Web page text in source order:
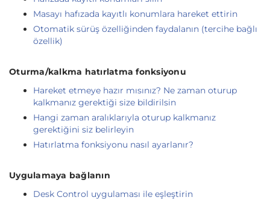
Masayı hafızada kayıtlı konumlara hareket ettirin
Otomatik sürüş özelliğinden faydalanın (tercihe bağlı
özellik)
Oturma/kalkma hatırlatma fonksiyonu
Hareket etmeye hazır mısınız? Ne zaman oturup
kalkmanız gerektiği size bildirilsin
Hangi zaman aralıklarıyla oturup kalkmanız
gerektiğini siz belirleyin
Hatırlatma fonksiyonu nasıl ayarlanır?
Uygulamaya bağlanın
Desk Control uygulaması ile eşleştirin